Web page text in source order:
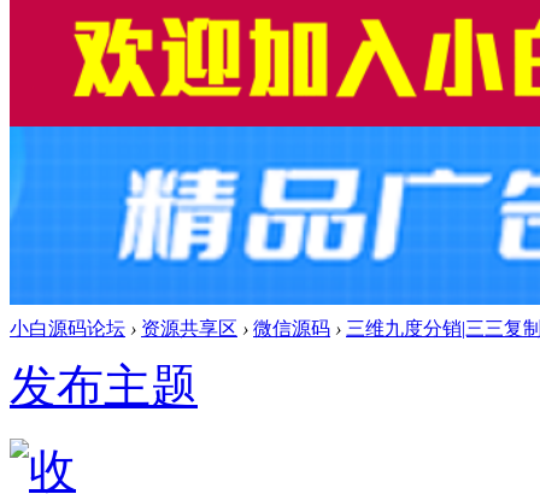
小白源码论坛 › 资源共享区 › 微信源码 › 三维九度分销|三三复
发布主题